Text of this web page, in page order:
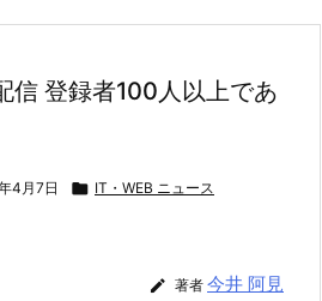
信 登録者100人以上であ
4月7日  IT・WEB ニュース
 著者 今井 阿見